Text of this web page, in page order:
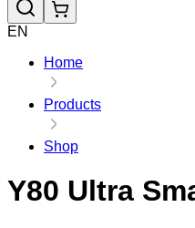
EN
Home
Products
Shop
Y80 Ultra